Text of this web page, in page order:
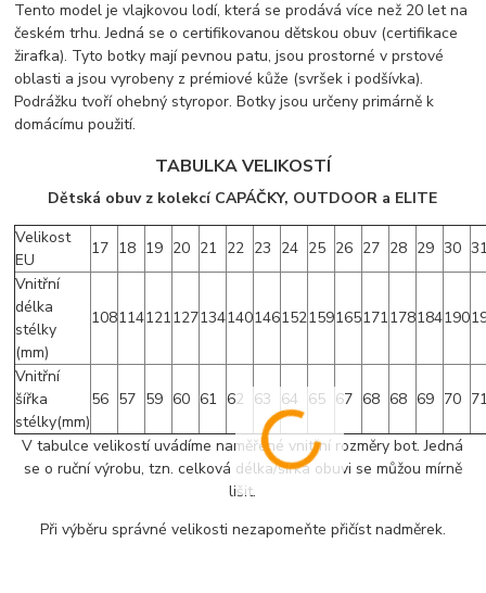
Tento model je vlajkovou lodí, která se prodává více než 20 let na
českém trhu. Jedná se o certifikovanou dětskou obuv (certifikace
žirafka). Tyto botky mají pevnou patu, jsou prostorné v prstové
oblasti a jsou vyrobeny z prémiové kůže (svršek i podšívka).
Podrážku tvoří ohebný styropor. Botky jsou určeny primárně k
domácímu použití.
TABULKA VELIKOSTÍ
Dětská obuv z kolekcí CAPÁČKY, OUTDOOR a ELITE
Velikost
EU
17 18 19 20 21 22 23 24 25 26 27 28 29 30
Vnitřní
délka
stélky
(mm)
108114121127134140146152159165171178184190
Vnitřní
šířka
stélky(mm)
56 57 59 60 61 62 63 64 65 67 68 68 69 70
V tabulce velikostí uvádíme naměřené vnitřní rozměry bot. Jedná
se o ruční výrobu, tzn. celková délka/šířka obuvi se můžou mírně
lišit.
Při výběru správné velikosti nezapomeňte přičíst nadměrek.